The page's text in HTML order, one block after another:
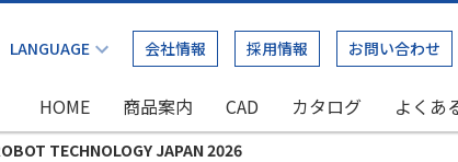
会社情報 採用情報 お問い合わせ
HOME 商品案内 CAD カタログ よくあ
TECHNOLOGY JAPAN 2026